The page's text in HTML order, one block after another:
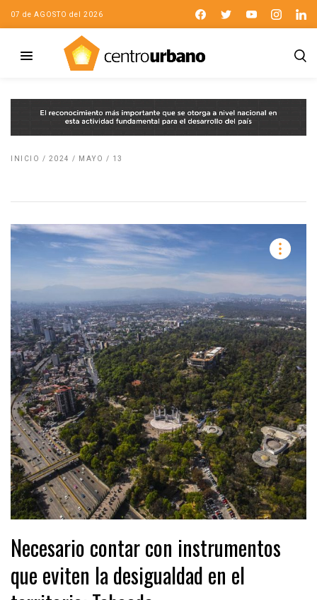
07 de AGOSTO del 2026
INICIO / 2024 / MAYO / 13
Necesario contar con instrumentos
que eviten la desigualdad en el